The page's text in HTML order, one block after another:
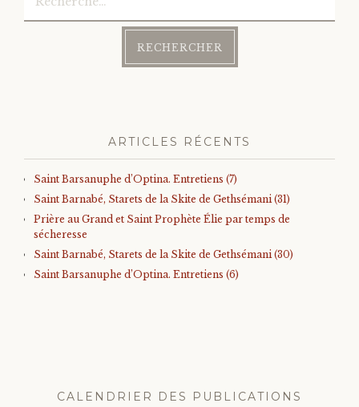
ARTICLES RÉCENTS
Saint Barsanuphe d’Optina. Entretiens (7)
Saint Barnabé, Starets de la Skite de Gethsémani (31)
Prière au Grand et Saint Prophète Élie par temps de
sécheresse
Saint Barnabé, Starets de la Skite de Gethsémani (30)
Saint Barsanuphe d’Optina. Entretiens (6)
CALENDRIER DES PUBLICATIONS